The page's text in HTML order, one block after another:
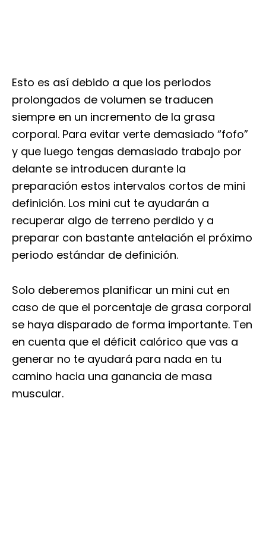
Esto es así debido a que los periodos
prolongados de volumen se traducen
siempre en un incremento de la grasa
corporal. Para evitar verte demasiado “fofo”
y que luego tengas demasiado trabajo por
delante se introducen durante la
preparación estos intervalos cortos de mini
definición. Los mini cut te ayudarán a
recuperar algo de terreno perdido y a
preparar con bastante antelación el próximo
periodo estándar de definición.
Solo deberemos planificar un mini cut en
caso de que el porcentaje de grasa corporal
se haya disparado de forma importante. Ten
en cuenta que el déficit calórico que vas a
generar no te ayudará para nada en tu
camino hacia una ganancia de masa
muscular.